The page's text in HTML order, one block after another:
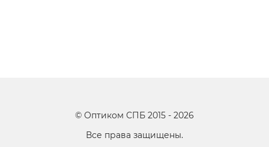
© Оптиком СПБ 2015 - 2026
Все права защищены.